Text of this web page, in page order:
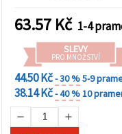
třpytivým AB
~130 ks
63.57 Kč 1-4
SLEVY
PRO MNOŽSTVÍ
44.50 Kč- 30 %5-9
38.14 Kč- 40 %10